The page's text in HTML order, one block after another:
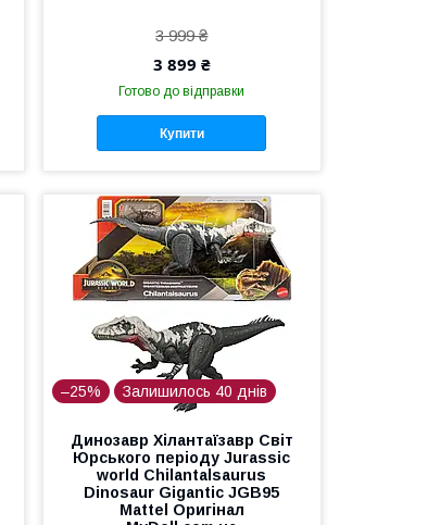
3 999 ₴
3 899 ₴
Готово до відправки
Купити
–25% Залишилось 40 днів
Динозавр Хілантаїзавр Світ
Юрського періоду Jurassic
world Chilantalsaurus
Dinosaur Gigantic JGB95
Mattel Оригінал